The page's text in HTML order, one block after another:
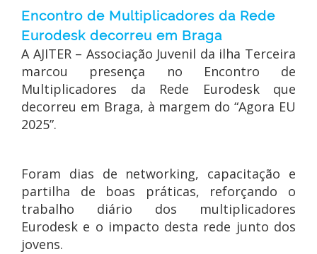
Encontro de Multiplicadores da Rede
Eurodesk decorreu em Braga
A AJITER – Associação Juvenil da ilha Terceira
marcou presença no Encontro de
Multiplicadores da Rede Eurodesk que
decorreu em Braga, à margem do “Agora EU
2025”.
Foram dias de networking, capacitação e
partilha de boas práticas, reforçando o
trabalho diário dos multiplicadores
Eurodesk e o impacto desta rede junto dos
jovens.